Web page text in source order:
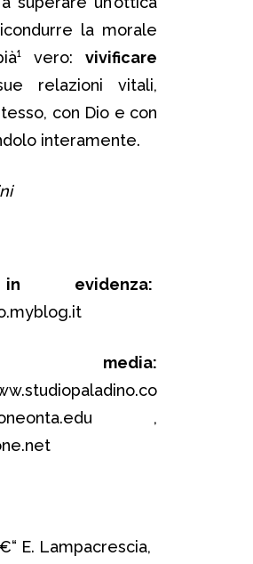
la morale
vero: vivificare
relazioni vitali,
con Dio e con
interamente.
evidenza:
media:
,
E. Lampacrescia,